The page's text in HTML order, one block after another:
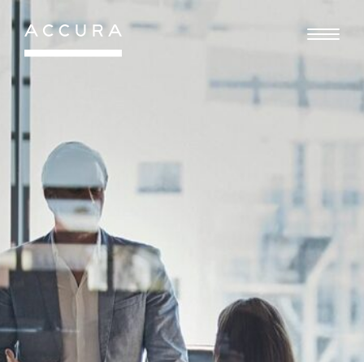
Gå
indhold